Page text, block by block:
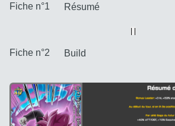
Fiche n°1
Vue alternative
| |
Fiche n°2